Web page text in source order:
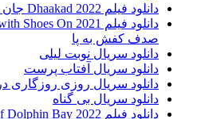
دانلود فیلم Dhaakad 2022 جان سخت
صدف کفش به پا
دانلود سریال نوبت لیلی
دانلود سریال آفتاب پرست
دانلود سریال روزی روزگاری در مریخ
دانلود سریال بی گناه